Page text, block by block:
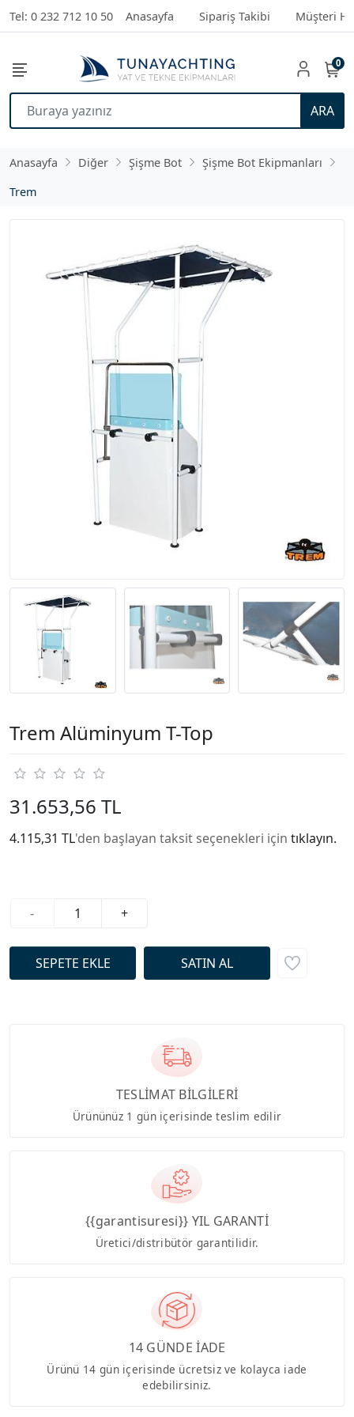
Tel: 0 232 712 10 50 Anasayfa Sipariş Takibi Müşteri
ARA
0
Anasayfa Diğer Şişme Bot
Şişme Bot Ekipmanları
Trem
Trem Alüminyum T-Top
31.653,56 TL
4.115,31 TL'den başlayan taksit seçenekleri için tıklayın.
- +
TESLİMAT BİLGİLERİ
Ürününüz 1 gün içerisinde teslim edilir
{{garantisuresi}} YIL GARANTİ
Üretici/distribütör garantilidir.
14 GÜNDE İADE
Ürünü 14 gün içerisinde ücretsiz ve kolayca iade
edebilirsiniz.